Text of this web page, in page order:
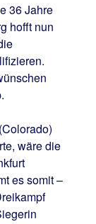
36 Jahre
hofft nun
wäre die
es somit –